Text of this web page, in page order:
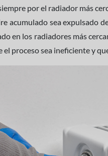
por el radiador más
acumulado sea expulsado
en los radiadores más
el proceso sea ineficiente y